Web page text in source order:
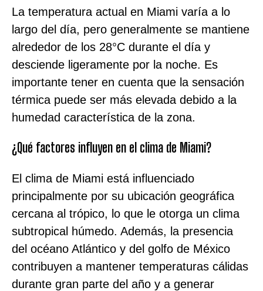
La temperatura actual en Miami varía a lo
largo del día, pero generalmente se mantiene
alrededor de los 28°C durante el día y
desciende ligeramente por la noche. Es
importante tener en cuenta que la sensación
térmica puede ser más elevada debido a la
humedad característica de la zona.
¿Qué factores influyen en el clima de Miami?
El clima de Miami está influenciado
principalmente por su ubicación geográfica
cercana al trópico, lo que le otorga un clima
subtropical húmedo. Además, la presencia
del océano Atlántico y del golfo de México
contribuyen a mantener temperaturas cálidas
durante gran parte del año y a generar